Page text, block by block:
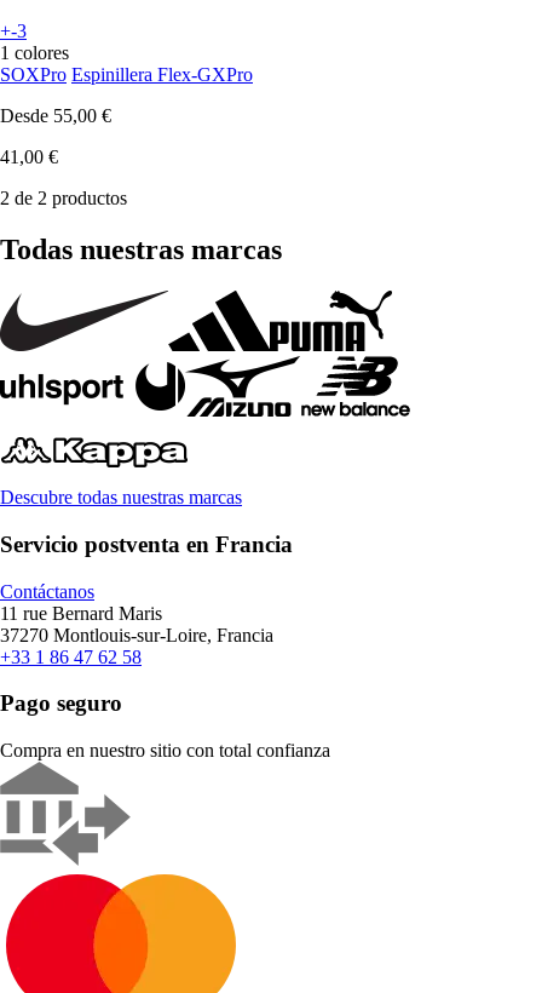
+-3
1 colores
SOXPro Espinillera Flex-GXPro
Desde 55,00 €
41,00 €
2 de 2 productos
Todas nuestras marcas
Descubre todas nuestras marcas
Servicio postventa en Francia
Contáctanos
11 rue Bernard Maris
37270 Montlouis-sur-Loire, Francia
+33 1 86 47 62 58
Pago seguro
Compra en nuestro sitio con total confianza